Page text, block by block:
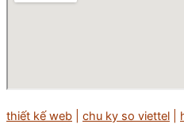
thiết kế web chu ky so viettel